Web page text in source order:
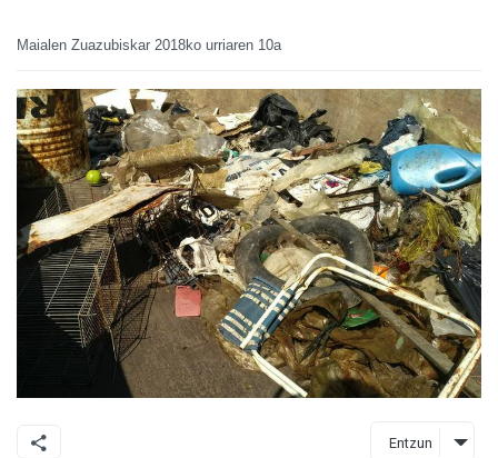
Maialen Zuazubiskar 2018ko urriaren 10a
Entzun